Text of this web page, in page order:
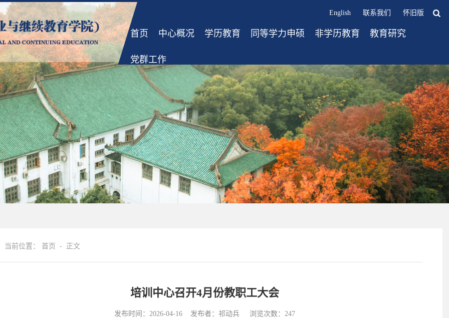
English 联系我们 怀旧版
首页 中心概况 学历教育 同等学力申硕 非学历教育 教育研究
党群工作
当前位置： 首页 - 正文
培训中心召开4月份教职工大会
发布时间：2026-04-16 发布者：祁动兵 浏览次数： 247